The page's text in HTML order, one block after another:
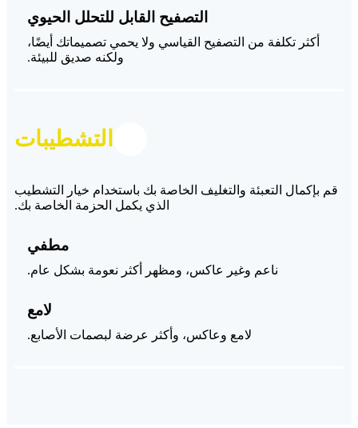
التصفيح القابل للتحلل الحيوي
أكثر تكلفة من التصفيح القياسي ولا يحمي تصميماتك أيضًا،
ولكنه صديق للبيئة.
التشطيبات
قم بإكمال التعبئة والتغليف الخاصة بك باستخدام خيار التشطيب
الذي يكمل الحزمة الخاصة بك.
مطفي
ناعم وغير عاكس، ومظهر أكثر نعومة بشكل عام.
لامع
لامع وعاكس، وأكثر عرضة لبصمات الأصابع.